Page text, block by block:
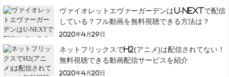
ヴァイオレットエヴァーガーデンはU-NEXTで配信
している？フル動画を無料視聴できる方法は？
2020年4月29日
ネットフリックスでH2(アニメ)は配信されてない！
無料視聴できる動画配信サービスを紹介
2020年4月20日